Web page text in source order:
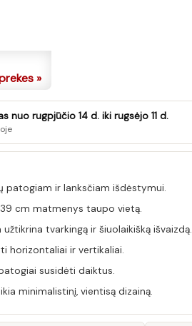
»
nuo rugpjūčio 14 d. iki rugsėjo 11 d.
patogiam ir lanksčiam išdėstymui.
39 cm matmenys taupo vietą.
tvarkingą ir šiuolaikišką išvaizdą.
horizontaliai ir vertikaliai.
susidėti daiktus.
minimalistinį, vientisą dizainą.